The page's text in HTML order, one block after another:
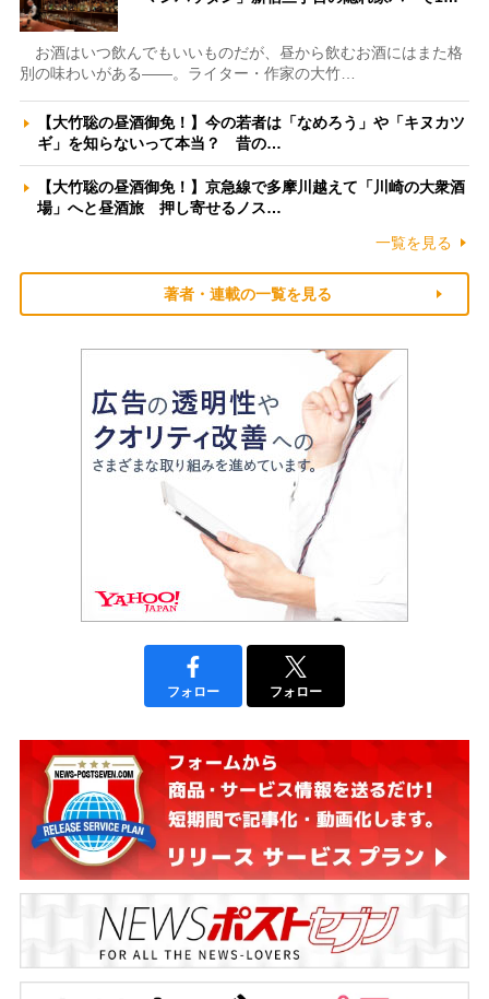
お酒はいつ飲んでもいいものだが、昼から飲むお酒にはまた格
別の味わいがある――。ライター・作家の大竹…
【大竹聡の昼酒御免！】今の若者は「なめろう」や「キヌカツ
ギ」を知らないって本当？ 昔の…
【大竹聡の昼酒御免！】京急線で多摩川越えて「川崎の大衆酒
場」へと昼酒旅 押し寄せるノス…
一覧を見る
著者・連載の一覧を見る
フォロー フォロー